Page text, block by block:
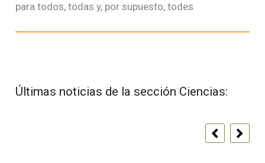
para todos, todas y, por supuesto, todes.
Últimas noticias de la sección Ciencias: